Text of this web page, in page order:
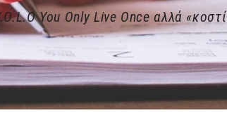
You Only Live Once αλλά